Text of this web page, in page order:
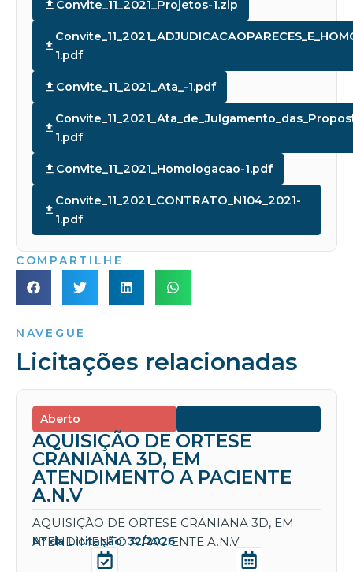
Convite_11_2021_Projetos-1.zip
1.pdf
Convite_11_2021_Ata_-1.pdf
1.pdf
Convite_11_2021_Homologacao-1.pdf
Convite_11_2021_CONTRATO_N104_2021-
1.pdf
COMPARTILHE
NAVEGUE
Licitações relacionadas
Aberto
AQUISIÇÃO DE ORTESE
CRANIANA 3D, EM
ATENDIMENTO A PACIENTE
A.N.V
AQUISIÇÃO DE ORTESE CRANIANA 3D, EM
ATENDIMENTO A PACIENTE A.N.V
Nº da Licitação: 32/2026